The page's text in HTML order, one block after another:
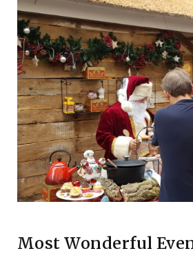
Most Wonderful